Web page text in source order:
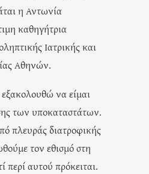
η Αντωνία
καθηγήτρια
Ιατρικής και
Αθηνών.
να είμαι
των υποκαταστάτων.
πλευράς διατροφικής
τον εθισμό στη
περί αυτού πρόκειται.